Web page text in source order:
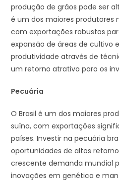
produção de grãos pode ser
é um dos maiores produtores
com exportações robustas
expansão de áreas de cultivo
produtividade através de
um retorno atrativo para os
Pecuária
O Brasil é um dos maiores
suína, com exportações
países. Investir na pecuária
oportunidades de altos
crescente demanda mundial
inovações em genética e